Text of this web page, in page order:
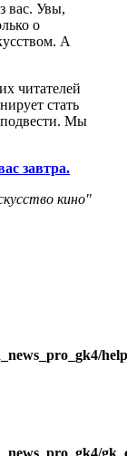
вас. Увы,
о
А
читателей
стать
Мы
завтра.
кино"